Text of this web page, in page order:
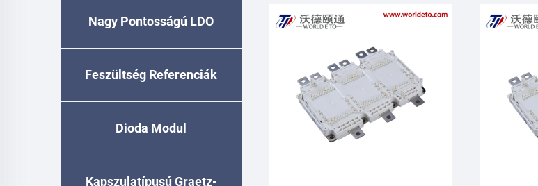
Nagy Pontosságú LDO
Feszültség Referenciák
Dioda Modul
Kapszulatípusú Graetz-
Starpower